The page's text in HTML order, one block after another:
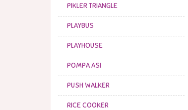
PIKLER TRIANGLE
PLAYBUS
PLAYHOUSE
POMPA ASI
PUSH WALKER
RICE COOKER